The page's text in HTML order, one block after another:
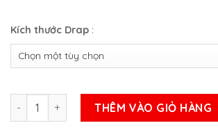
Kích thước Drap :
BỘ GA LỤA TENCEL HỌA TIẾT MẪU 1 số lượng
THÊM VÀO GIỎ HÀNG